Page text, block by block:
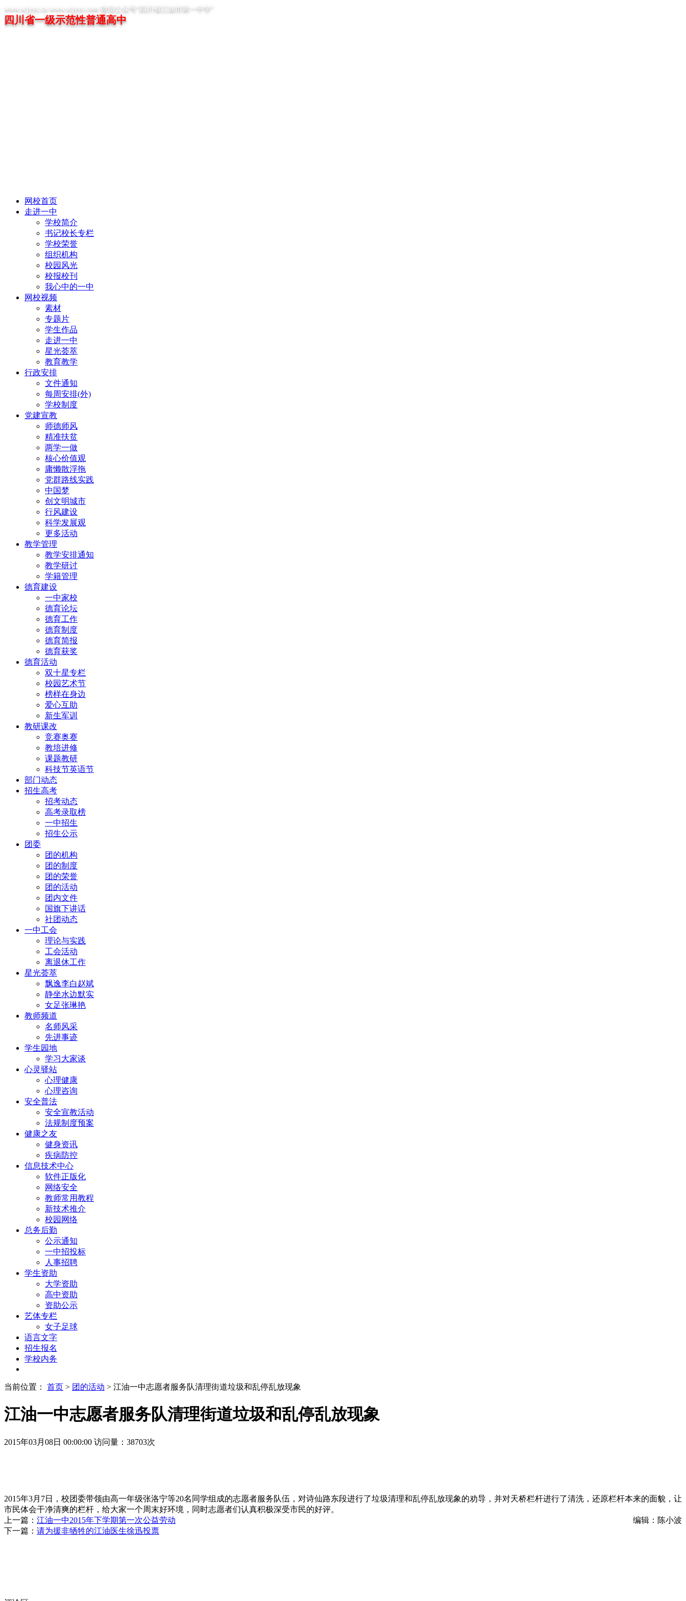
www.scjyyz.cn www.scjyyz.com 微信公众号“四川省江油市第一中学”
四川省一级示范性普通高中
网校首页
走进一中
学校简介
书记校长专栏
学校荣誉
组织机构
校园风光
校报校刊
我心中的一中
网校视频
素材
专题片
学生作品
走进一中
星光荟萃
教育教学
行政安排
文件通知
每周安排(外)
学校制度
党建宣教
师德师风
精准扶贫
两学一做
核心价值观
庸懒散浮拖
党群路线实践
中国梦
创文明城市
行风建设
科学发展观
更多活动
教学管理
教学安排通知
教学研讨
学籍管理
德育建设
一中家校
德育论坛
德育工作
德育制度
德育简报
德育获奖
德育活动
双十星专栏
校园艺术节
榜样在身边
爱心互助
新生军训
教研课改
竞赛奥赛
教培进修
课题教研
科技节英语节
部门动态
招生高考
招考动态
高考录取榜
一中招生
招生公示
团委
团的机构
团的制度
团的荣誉
团的活动
团内文件
国旗下讲话
社团动态
一中工会
理论与实践
工会活动
离退休工作
星光荟萃
飘逸李白赵斌
静坐水边默实
女足张琳艳
教师频道
名师风采
先进事迹
学生园地
学习大家谈
心灵驿站
心理健康
心理咨询
安全普法
安全宣教活动
法规制度预案
健康之友
健身资讯
疾病防控
信息技术中心
软件正版化
网络安全
教师常用教程
新技术推介
校园网络
总务后勤
公示通知
一中招投标
人事招聘
学生资助
大学资助
高中资助
资助公示
艺体专栏
女子足球
语言文字
招生报名
学校内务
当前位置： 首页 > 团的活动 > 江油一中志愿者服务队清理街道垃圾和乱停乱放现象
江油一中志愿者服务队清理街道垃圾和乱停乱放现象
2015年03月08日 00:00:00 访问量： 38703次
2015年3月 7日
，校团委带领由高一年级张洛宁等20名同学组成的志愿者服务队伍，对诗仙路东段进行了垃圾清理和乱停乱放现象的劝导，并对天桥栏杆进行了清洗，还原栏杆本来的面貌，让
市民体会干净清爽的栏杆，给大家一个周末好环境，同时志愿者们认真积极深受市民的好评。
编辑：陈小波
上一篇： 江油一中2015年下学期第一次公益劳动
下一篇： 请为援非牺牲的江油医生徐迅投票